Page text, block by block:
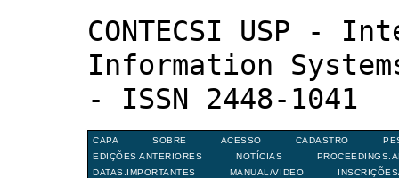
CONTECSI USP -
Information
- ISSN 2448-1041
CAPA SOBRE ACESSO CADASTRO
EDIÇÕES ANTERIORES
NOTÍCIAS
DATAS.IMPORTANTES
MANUAL/VIDEO